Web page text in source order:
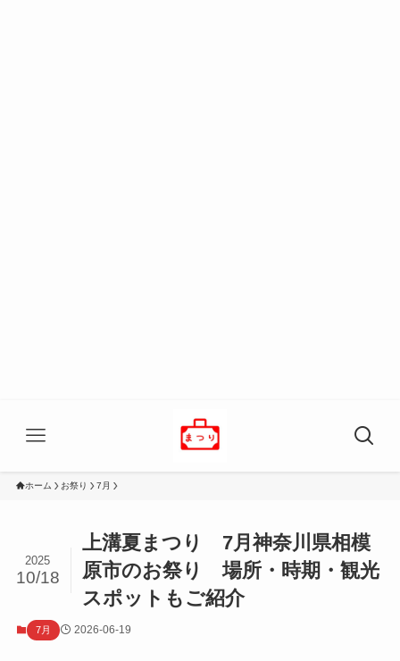
ホーム お祭り 7月
上溝夏まつり 7月神奈川県相模
原市のお祭り 場所・時期・観光
スポットもご紹介
2025
10/18
7月 2026-06-19